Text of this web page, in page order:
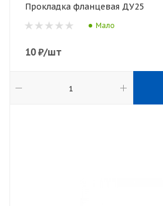
Прокладка фланцевая ДУ25
Мало
10₽/шт